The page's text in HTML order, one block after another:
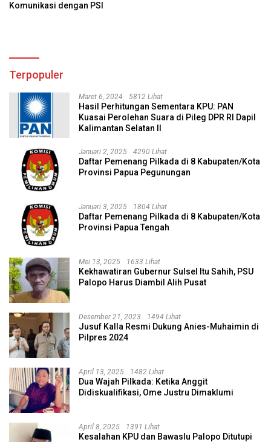
Komunikasi dengan PSI
Terpopuler
Maret 6, 2024 5812 Lihat
Hasil Perhitungan Sementara KPU: PAN
Kuasai Perolehan Suara di Pileg DPR RI Dapil
Kalimantan Selatan II
Januari 2, 2025 4290 Lihat
Daftar Pemenang Pilkada di 8 Kabupaten/Kota
Provinsi Papua Pegunungan
Januari 3, 2025 1804 Lihat
Daftar Pemenang Pilkada di 8 Kabupaten/Kota
Provinsi Papua Tengah
Mei 13, 2025 1633 Lihat
Kekhawatiran Gubernur Sulsel Itu Sahih, PSU
Palopo Harus Diambil Alih Pusat
Desember 21, 2023 1494 Lihat
Jusuf Kalla Resmi Dukung Anies-Muhaimin di
Pilpres 2024
April 13, 2025 1482 Lihat
Dua Wajah Pilkada: Ketika Anggit
Didiskualifikasi, Ome Justru Dimaklumi
April 8, 2025 1391 Lihat
Kesalahan KPU dan Bawaslu Palopo Ditutupi